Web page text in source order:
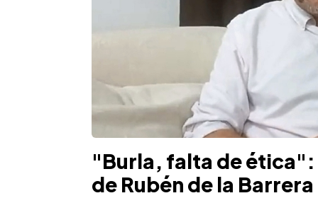
"Burla, falta de ética":
de Rubén de la Barrera